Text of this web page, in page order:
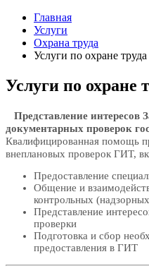
Главная
Услуги
Охрана труда
Услуги по охране труда
Услуги по охране
Представление интересов
документарных проверок
Квалифицированная помощь
внеплановых проверок ГИТ,
Предоставление
Общение и
контрольных
Представление
проверки
Подготовка и сбор
предоставления в ГИТ